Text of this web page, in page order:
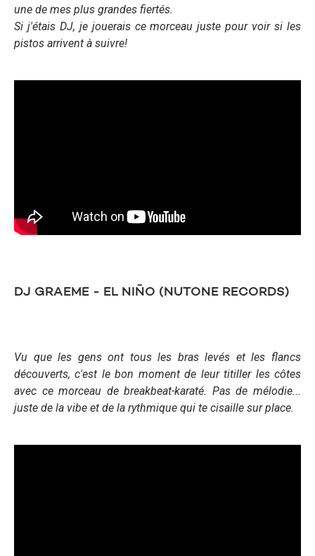
une de mes plus grandes fiertés.
Si j'étais DJ, je jouerais ce morceau juste pour voir si les
pistos arrivent à suivre!
DJ GRAEME - EL NIÑO (NUTONE RECORDS)
Vu que les gens ont tous les bras levés et les flancs
découverts, c'est le bon moment de leur titiller les côtes
avec ce morceau de breakbeat-karaté. Pas de mélodie...
juste de la vibe et de la rythmique qui te cisaille sur place.